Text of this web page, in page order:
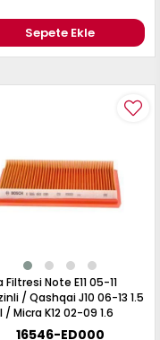
Sepete Ekle
Filtresi Note E11 05-11
/ Qashqai J10 06-13 1.5
/ Micra K12 02-09 1.6
16546-ED000